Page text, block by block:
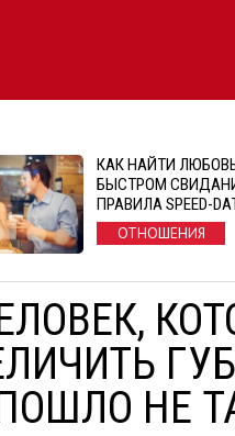
КАК НАЙТИ
БЫСТРОМ
ПРАВИЛА SPEED-
ОТНОШЕНИЯ
НЕ